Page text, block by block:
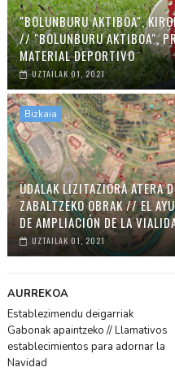
"BOLUNBURU AKTIBOA",
// "BOLUNBURU AKTIBOA",
MATERIAL DEPORTIVO
UZTAILAK 01, 2021
Bizkaia
UDALAK LIZITAZIORA ATERA
ZABALTZEKO OBRAK // EL
DE AMPLIACIÓN DE LA
UZTAILAK 01, 2021
AURREKOA
Establezimendu deigarriak
Gabonak apaintzeko // Llamativos
establecimientos para adornar la
Navidad